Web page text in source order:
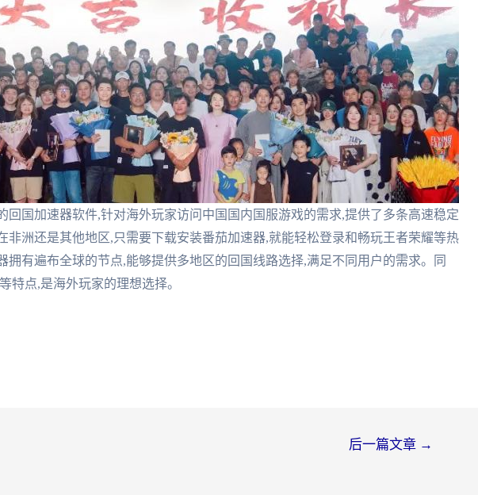
回国加速器软件,针对海外玩家访问中国国内国服游戏的需求,提供了多条高速稳定
非洲还是其他地区,只需要下载安装番茄加速器,就能轻松登录和畅玩王者荣耀等热
拥有遍布全球的节点,能够提供多地区的回国线路选择,满足不同用户的需求。同
特点,是海外玩家的理想选择。
后一篇文章 →